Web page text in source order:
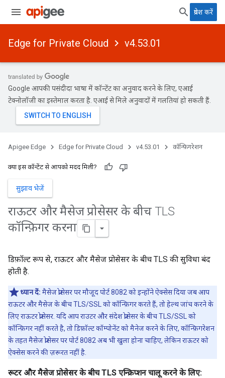
प्रवेश करें
Edge for Private Cloud v4.53.01
Google आपकी पसंदीदा भाषा में कॉन्टेंट का अनुवाद करने के लिए, एआई
टेक्नोलॉजी का इस्तेमाल करता है. एआई से मिले अनुवादों में गलतियां हो सकती हैं.
Apigee Edge Edge for Private Cloud v4.53.01 कॉन्फ़िगरेशन
क्या इस कॉन्टेंट से आपको मदद मिली?
सुझाव भेजें
राऊटर और मैसेज प्रोसेसर के बीच TLS
कॉन्फ़िगर करना
डिफ़ॉल्ट रूप से, राऊटर और मैसेज प्रोसेसर के बीच TLS की सुविधा बंद
होती है.
ध्यान दें: मैसेज प्रोसेसर पर मौजूद पोर्ट 8082 को इन्होंने ऐक्सेस दिया जब आप
राऊटर और मैसेज के बीच TLS/SSL को कॉन्फ़िगर करते हैं, तो हेल्थ जांच करने के
लिए राऊटर प्रोसेसर. यदि आप राउटर और संदेश प्रोसेसर के बीच TLS/SSL को
कॉन्फ़िगर नहीं करते है, तो डिफ़ॉल्ट कॉम्पोनेंट को मैनेज करने के लिए, कॉन्फ़िगरेशन
के तहत मैसेज प्रोसेसर पर पोर्ट 8082 अब भी खुला होना चाहिए, लेकिन राऊटर को
ऐक्सेस करने की ज़रूरत नहीं है.
रूटर और मैसेज प्रोसेसर के बीच TLS एन्क्रिप्शन चालू करने के लिए: